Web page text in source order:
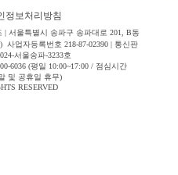
정보처리방침
서울특별시 송파구 송파대로 201, B동
사업자등록번호 218-87-02390 | 통신판
서울송파-3233호
6036 (평일 10:00~17:00 / 점심시간
및 공휴일 휴무)
RESERVED